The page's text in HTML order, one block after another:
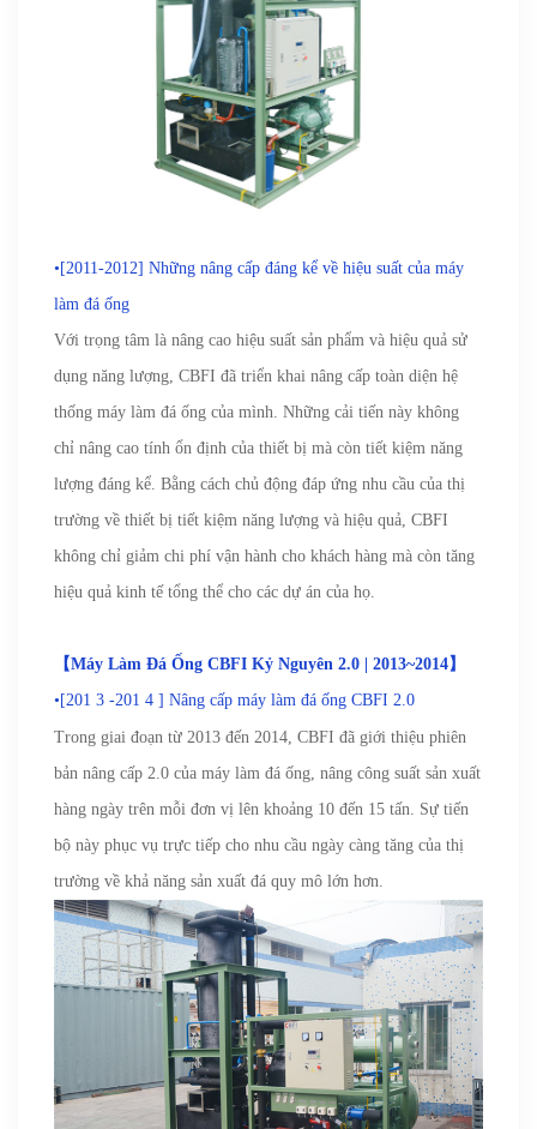
•[2011-2012] Những nâng cấp đáng kể về hiệu suất của máy
làm đá ống
Với trọng tâm là nâng cao hiệu suất sản phẩm và hiệu quả sử
dụng năng lượng, CBFI đã triển khai nâng cấp toàn diện hệ
thống máy làm đá ống của mình. Những cải tiến này không
chỉ nâng cao tính ổn định của thiết bị mà còn tiết kiệm năng
lượng đáng kể. Bằng cách chủ động đáp ứng nhu cầu của thị
trường về thiết bị tiết kiệm năng lượng và hiệu quả, CBFI
không chỉ giảm chi phí vận hành cho khách hàng mà còn tăng
hiệu quả kinh tế tổng thể cho các dự án của họ.
【Máy Làm Đá Ống CBFI Kỷ Nguyên 2.0 | 2013~2014】
•[201 3 -201 4 ] Nâng cấp máy làm đá ống CBFI 2.0
Trong giai đoạn từ 2013 đến 2014, CBFI đã giới thiệu phiên
bản nâng cấp 2.0 của máy làm đá ống, nâng công suất sản xuất
hàng ngày trên mỗi đơn vị lên khoảng 10 đến 15 tấn. Sự tiến
bộ này phục vụ trực tiếp cho nhu cầu ngày càng tăng của thị
trường về khả năng sản xuất đá quy mô lớn hơn.